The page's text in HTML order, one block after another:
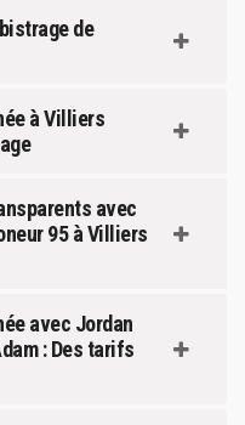
de
à Villiers
avec
95 à Villiers
avec Jordan
: Des tarifs